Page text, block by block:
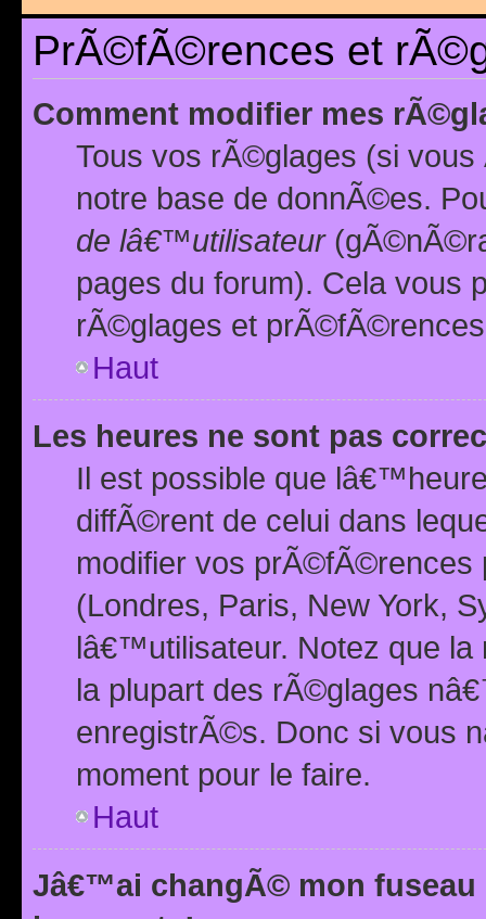
PrÃ©fÃ©rences et
Comment modifier mes
Tous vos rÃ©glages (si
notre base de donnÃ©es.
de lâ€™utilisateur
pages du forum). Cela vous
rÃ©glages et
Haut
Les heures ne sont pas
Il est possible que
diffÃ©rent de celui dans
modifier vos prÃ©fÃ©rences
(Londres, Paris, New York,
lâ€™utilisateur. Notez que la
la plupart des rÃ©glages
enregistrÃ©s. Donc si vous
moment pour le faire.
Haut
Jâ€™ai changÃ© mon